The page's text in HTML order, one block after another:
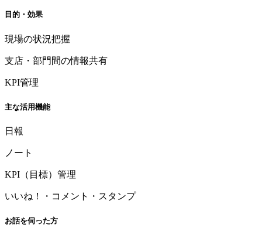
目的・効果
現場の状況把握
支店・部門間の情報共有
KPI管理
主な活用機能
日報
ノート
KPI（目標）管理
いいね！・コメント・スタンプ
お話を伺った方